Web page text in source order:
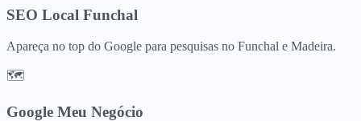
SEO Local Funchal
Apareça no top do Google para pesquisas no Funchal e Madeira.
🗺️
Google Meu Negócio